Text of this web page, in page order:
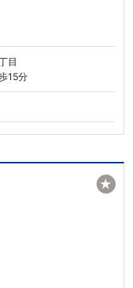
目
15分
★